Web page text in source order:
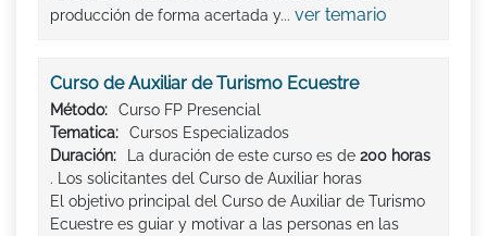
producción de forma acertada y... ver temario
Curso de Auxiliar de Turismo Ecuestre
Método:
Curso FP Presencial
Tematica:
Cursos Especializados
Duración:
La duración de este curso es de 200 horas
. Los solicitantes del Curso de Auxiliar horas
El objetivo principal del Curso de Auxiliar de Turismo
Ecuestre es guiar y motivar a las personas en las